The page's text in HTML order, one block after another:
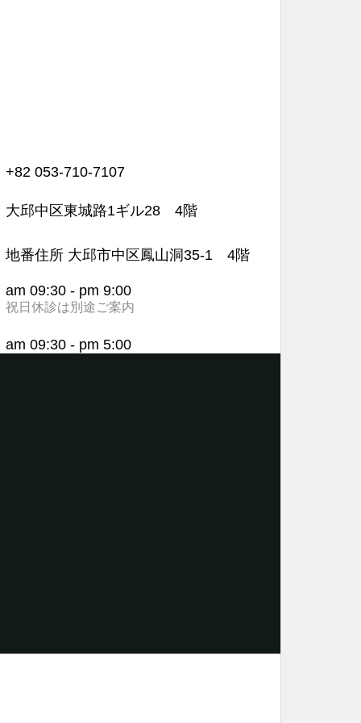
+82 053-710-7107
大邱中区東城路1ギル28 4階
地番住所 大邱市中区鳳山洞35-1 4階
am 09:30 - pm 9:00
祝日休診は別途ご案内
am 09:30 - pm 5:00